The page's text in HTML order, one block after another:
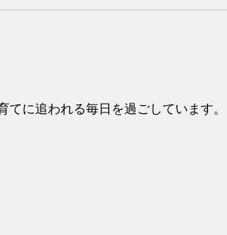
てに追われる毎日を過ごしています